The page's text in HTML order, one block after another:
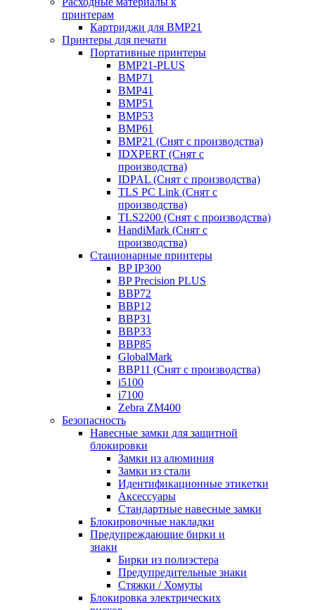
принтерам
Картриджи для BMP21
Принтеры для печати
Портативные принтеры
BMP21-PLUS
BMP71
BMP41
BMP51
BMP53
BMP61
BMP21 (Снят с производства)
IDXPERT (Снят с
производства)
IDPAL (Снят с производства)
TLS PC Link (Снят с
производства)
TLS2200 (Снят с производства)
HandiMark (Снят с
производства)
Стационарные принтеры
BP IP300
BP Precision PLUS
BBP72
BBP12
BBP31
BBP33
BBP85
GlobalMark
BBP11 (Снят с производства)
i5100
i7100
Zebra ZM400
Безопасность
Навесные замки для защитной
блокировки
Замки из алюминия
Замки из стали
Идентификационные этикетки
Аксессуары
Стандартные навесные замки
Блокировочные накладки
Предупреждающие бирки и
знаки
Бирки из полиэстера
Предупредительные знаки
Стяжки / Хомуты
Блокировка электрических